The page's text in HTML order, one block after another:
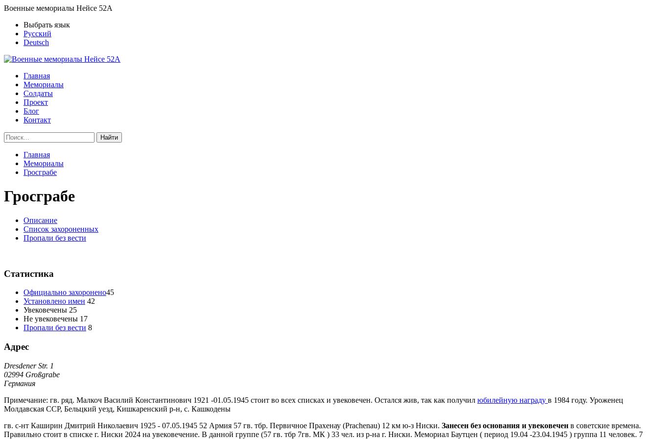
Военные мемориалы Нейсе 52А
Выбрать язык
Русский
Deutsch
Главная
Мемориалы
Солдаты
Проект
Блог
Контакт
Найти
Главная
Мемориалы
Гросграбе
Гросграбе
Oписание
Список захороненных
Пропали без вести
Статистика
Официально захоронено45
Установлено имен 42
Увековечены 25
Не увековечены 17
Пропали без вести 8
Адрес
Dresdener Str. 1
02994 Großgrabe
Германия
Примечание: гв. ряд. Малкоч Василий Константинович 1921 -01.05.1945 стоит во всех списках и увековечен. Остался жив, так как получил юбилейную награду в 1984 году. Уроженец
Молдавская ССР, Бельцкий уезд, Кишкаренский р-н, с. Кашкодены
гв. с-нт Каширин Дмитрий Николаевич 1925 - 07.05.1945 52 Армия 57 гв. тбр. Первичное Прахенау (Prachenau) 12 км ю-з Ниски. Занесен без основания и увековечен в советские времена.
Правильно стоит в списке г. Ниски 2024 на увековечение. В данной группе (57 гв. тбр 7гв. МК ) 33 чел. из р-на г. Ниски. Мемориал Баутцен ( период 19.04 -23.04.1945 ) группа 11 человек. 7